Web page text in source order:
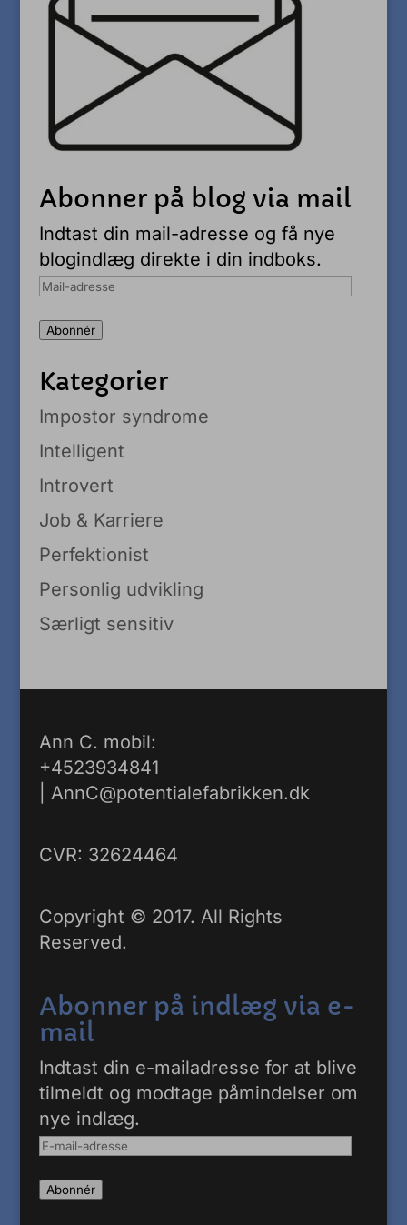
Abonner på blog via mail
Indtast din mail-adresse og få nye
blogindlæg direkte i din indboks.
Mail-
Abonnér
Kategorier
Impostor syndrome
Intelligent
Introvert
Job & Karriere
Perfektionist
Personlig udvikling
Særligt sensitiv
Ann C. mobil:
+4523934841
AnnC@potentialefabrikken.dk
CVR: 32624464
Copyright © 2017. All Rights
Reserved.
Abonner på indlæg via e-
mail
Indtast din e-mailadresse for at blive
tilmeldt og modtage påmindelser om
nye indlæg.
E-
adresse
Abonnér